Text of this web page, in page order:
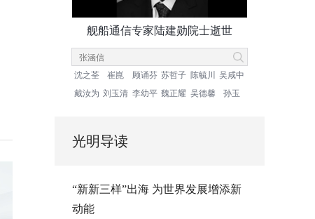
舰船通信专家陆建勋院士逝世
沈之荃 崔崑 顾诵芬 苏哲子 陈毓川
吴咸中
戴汝为 刘玉清 李幼平 魏正耀 吴德馨 孙玉
光明导读
“新新三样”出海 为世界发展增添新
动能